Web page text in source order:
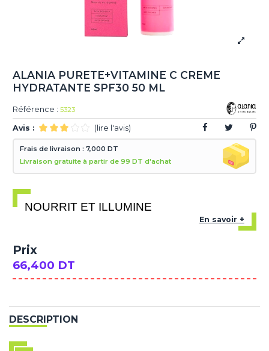
ALANIA PURETE+VITAMINE C CREME
HYDRATANTE SPF30 50 ML
Référence : 5323
Avis : (lire l'avis)
Frais de livraison : 7,000 DT
Livraison gratuite à partir de 99 DT d'achat
NOURRIT ET ILLUMINE
En savoir +
Prix
66,400 DT
DESCRIPTION